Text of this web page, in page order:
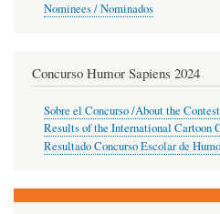
Nominees / Nominados
Concurso Humor Sapiens 2024
Sobre el Concurso /About the Contest
Results of the International Cartoon
Resultado Concurso Escolar de